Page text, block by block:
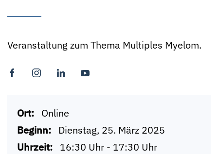
Veranstaltung zum Thema Multiples Myelom.
Ort: Online
Beginn: Dienstag, 25. März 2025
Uhrzeit: 16:30 Uhr - 17:30 Uhr